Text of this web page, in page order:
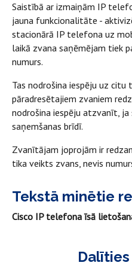
Saistībā ar izmaiņām IP
jauna funkcionalitāte -
stacionārā IP telefona uz
laikā zvana saņēmējam tiek
numurs.
Tas nodrošina iespēju uz citu
pāradresētajiem zvaniem
nodrošina iespēju atzvanīt, ja
saņemšanas brīdī.
Zvanītājam joprojām ir
tika veikts zvans, nevis
Tekstā minētie
Cisco IP telefona īsā
Dalīties